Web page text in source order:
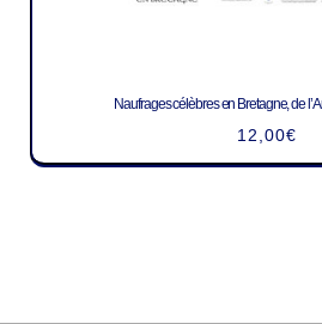
Naufrages célèbres en Bretagne, de
12,00€